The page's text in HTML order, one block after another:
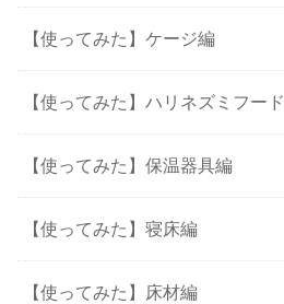
【使ってみた】ケージ編
【使ってみた】ハリネズミフード
【使ってみた】保温器具編
【使ってみた】寝床編
【使ってみた】床材編